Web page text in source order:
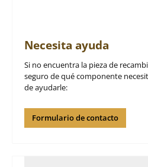
Necesita ayuda
Si no encuentra la pieza de
seguro de qué componente
de ayudarle:
Formulario de contacto